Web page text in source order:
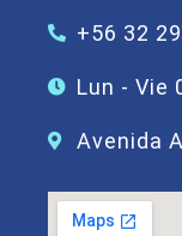
+56 32
Lun - Vie
Avenida